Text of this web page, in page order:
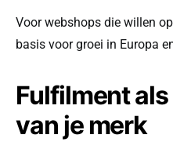
Voor webshops die willen
basis voor groei in Europa
Fulfilment
van je merk